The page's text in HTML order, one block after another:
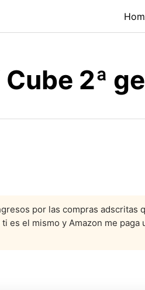
2ª
por las compras adscritas
es el mismo y Amazon me paga